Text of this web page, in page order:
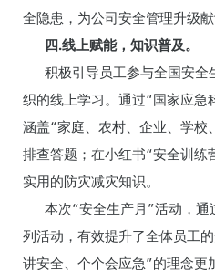
全隐患，为公司安全管理升级献
四.线上赋能，知识普及。
积极引导员工参与全国安全
织的线上学习。通过“国家应急
涵盖“家庭、农村、企业、学校
排查答题；在小红书“安全训练
实用的防灾减灾知识。
本次“安全生产月”活动，通
列活动，有效提升了全体员工
讲安全、个个会应急”的理念更